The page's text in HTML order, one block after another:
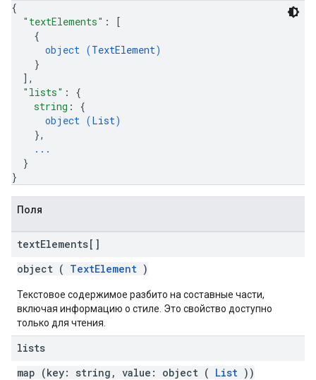
{
"textElements" :
[
{
object (TextElement)
}
] ,
"lists" : {
string : {
object (List)
},
...
}
}
Поля
textElements[]
object ( TextElement )
Текстовое содержимое разбито на составные части,
включая информацию о стиле. Это свойство доступно
только для чтения.
lists
map (key: string, value: object ( List ))